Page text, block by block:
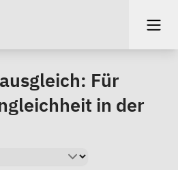
Für
in der